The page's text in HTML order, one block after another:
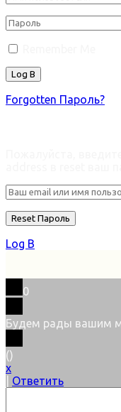
Forgotten Пароль?
Log В
0
Будем рады вашим
()
x
Ответить